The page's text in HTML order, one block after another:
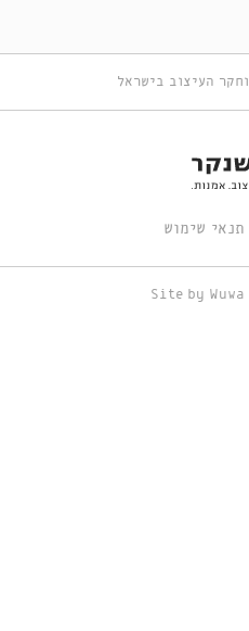
העיצוב בישראל
תנאי שימוש
Site by Wuwa